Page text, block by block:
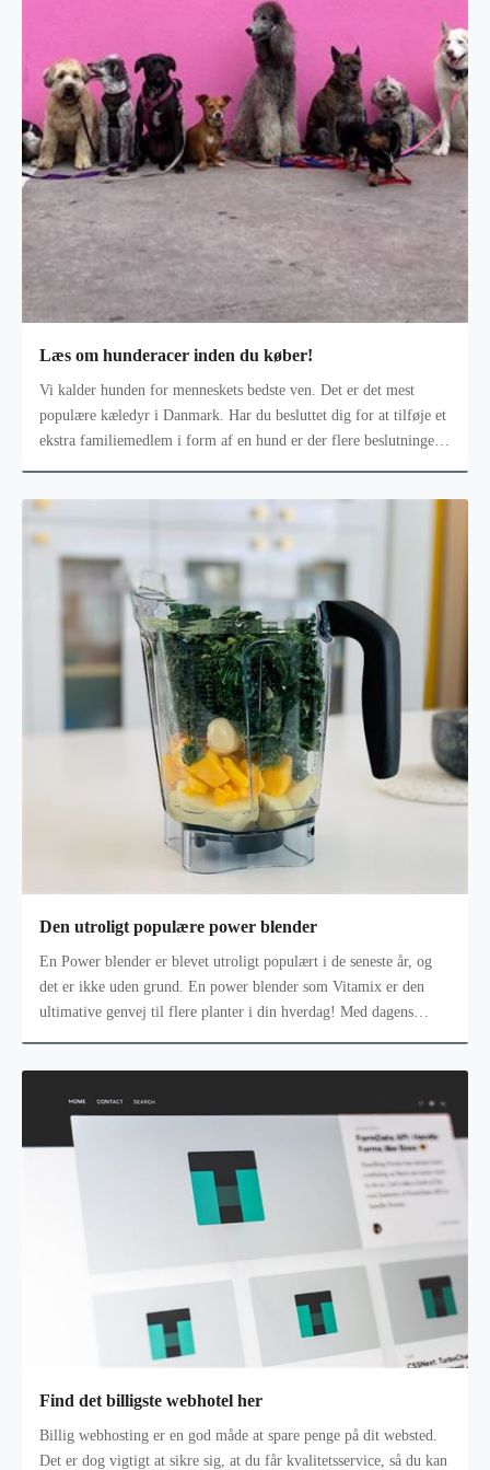
Læs om hunderacer inden du køber!
Vi kalder hunden for menneskets bedste ven. Det er det mest
populære kæledyr i Danmark. Har du besluttet dig for at tilføje et
ekstra familiemedlem i form af en hund er der flere beslutninger
Den utroligt populære power blender
En Power blender er blevet utroligt populært i de seneste år, og
det er ikke uden grund. En power blender som Vitamix er den
ultimative genvej til flere planter i din hverdag! Med dagens
Find det billigste webhotel her
Billig webhosting er en god måde at spare penge på dit websted.
Det er dog vigtigt at sikre sig, at du får kvalitetsservice, så du kan